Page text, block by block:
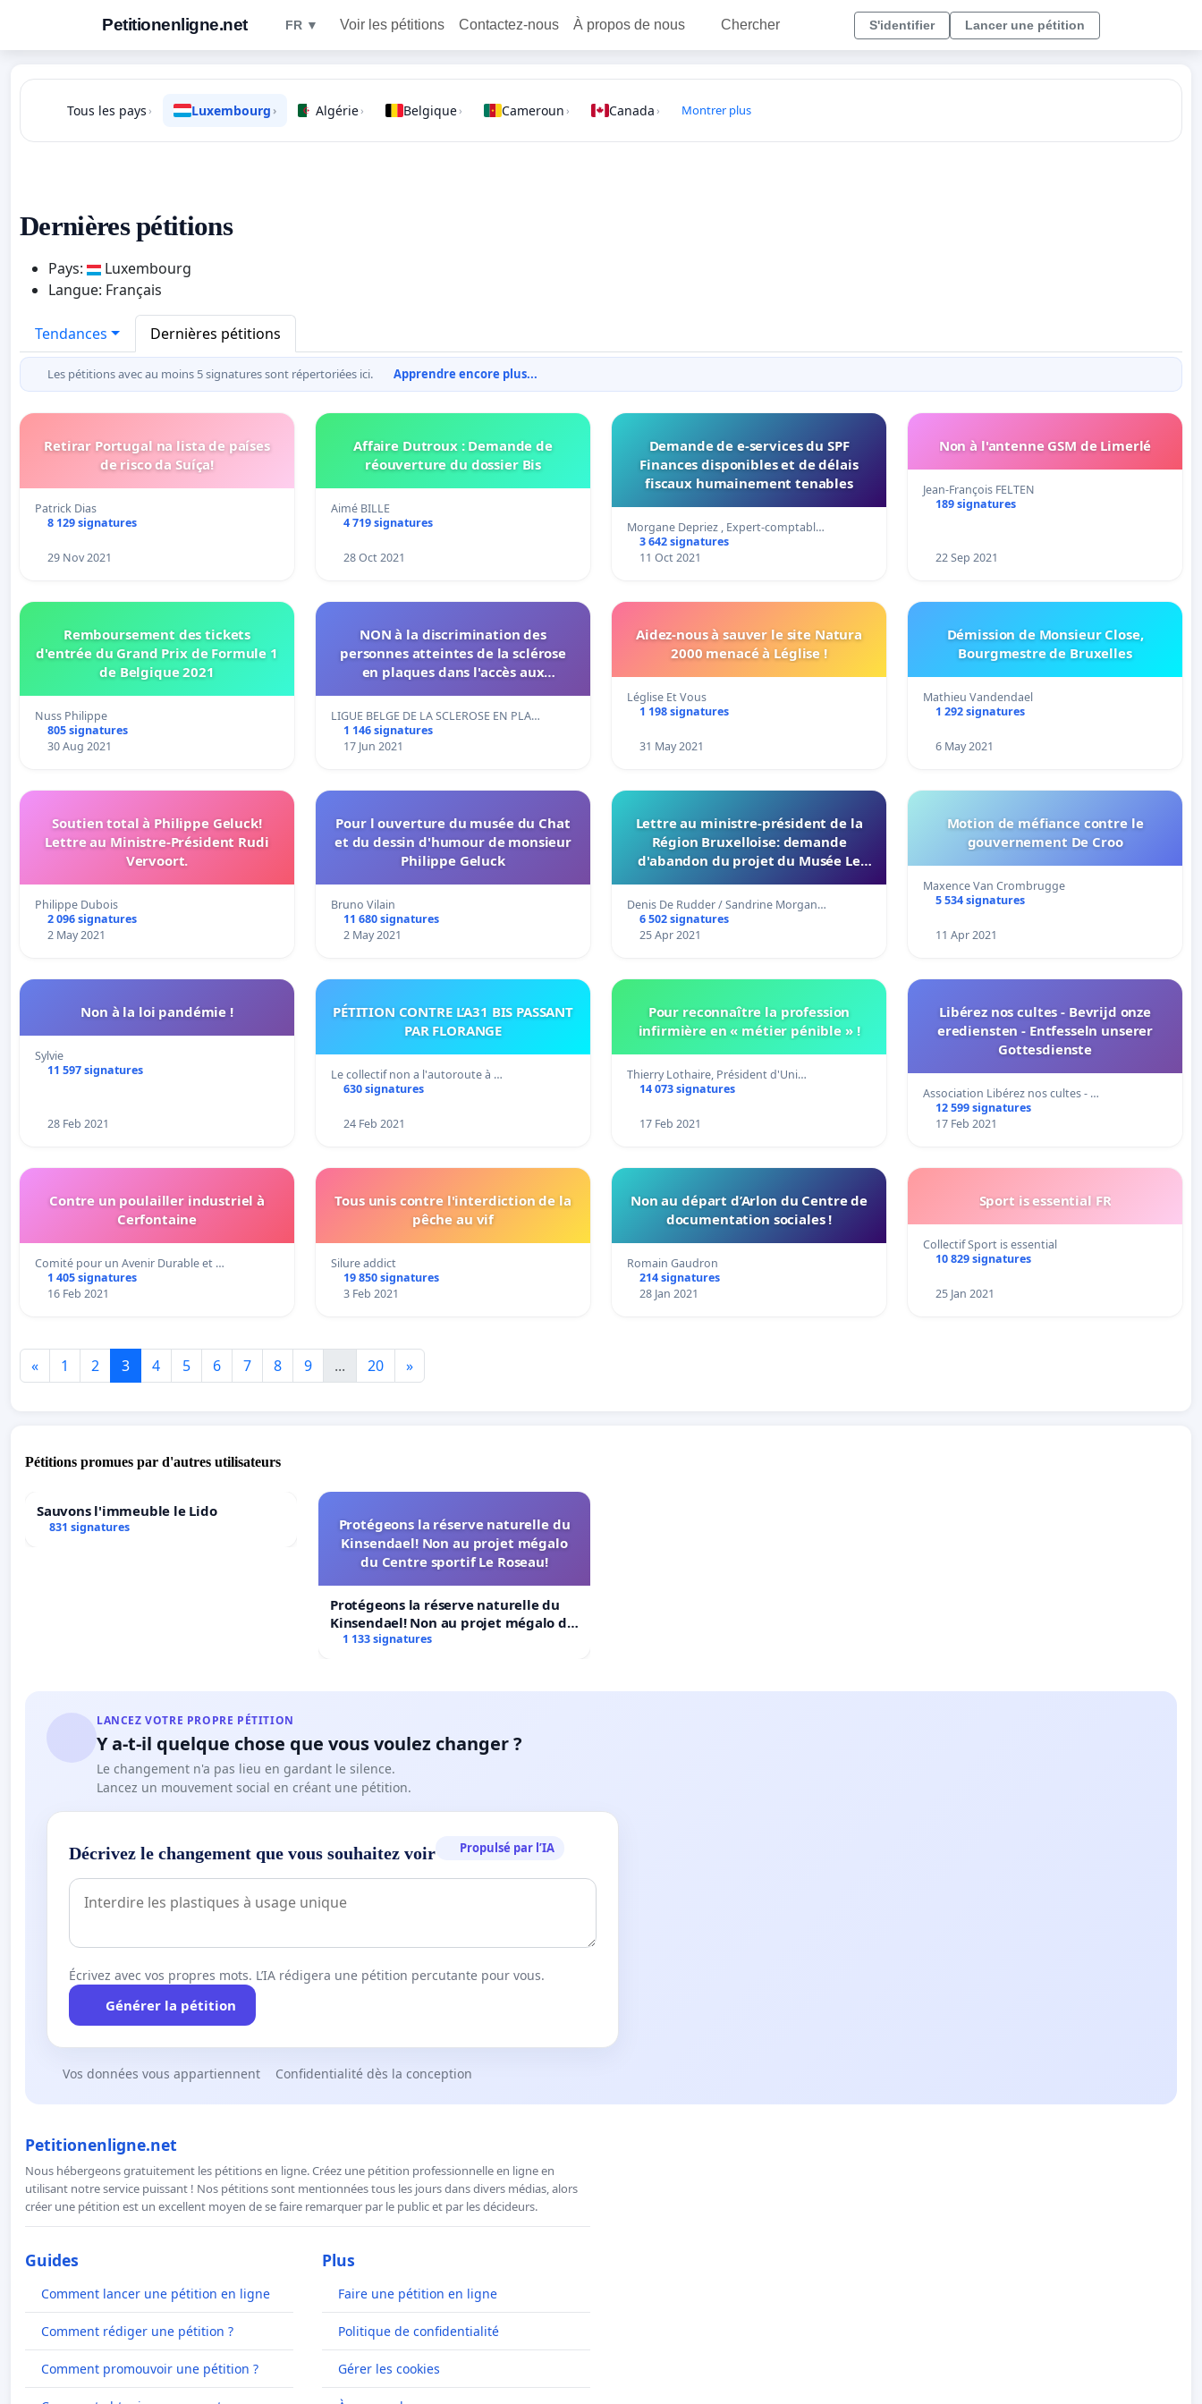
Petitionenligne.net FR ▼ Voir les pétitions Contactez-nous À propos de nous Chercher S'identifier Lancer une pétition
Tous les pays › Luxembourg › Algérie› Belgique› Cameroun › Canada › Montrer plus
Dernières pétitions
Pays:
Luxembourg
Langue: Français
Tendances Dernières pétitions
Les pétitions avec au moins 5 signatures sont répertoriées ici. Apprendre encore plus...
Retirar Portugal na lista de países
de risco da Suíça!
Patrick Dias
8 129 signatures
29 Nov 2021
Affaire Dutroux : Demande de
réouverture du dossier Bis
Aimé BILLE
4 719 signatures
28 Oct 2021
Demande de e-services du SPF
Finances disponibles et de délais
fiscaux humainement tenables
Morgane Depriez , Expert-comptabl…
3 642 signatures
11 Oct 2021
Non à l'antenne GSM de Limerlé
Jean-François FELTEN
189 signatures
22 Sep 2021
Remboursement des tickets
d'entrée du Grand Prix de Formule 1
de Belgique 2021
Nuss Philippe
805 signatures
30 Aug 2021
NON à la discrimination des
personnes atteintes de la sclérose
en plaques dans l'accès aux
LIGUE BELGE DE LA SCLEROSE EN PLA…
1 146 signatures
17 Jun 2021
Aidez-nous à sauver le site Natura
2000 menacé à Léglise !
Léglise Et Vous
1 198 signatures
31 May 2021
Démission de Monsieur Close,
Bourgmestre de Bruxelles
Mathieu Vandendael
1 292 signatures
6 May 2021
Soutien total à Philippe Geluck!
Lettre au Ministre-Président Rudi
Vervoort.
Philippe Dubois
2 096 signatures
2 May 2021
Pour l ouverture du musée du Chat
et du dessin d'humour de monsieur
Philippe Geluck
Bruno Vilain
11 680 signatures
2 May 2021
Lettre au ministre-président de la
Région Bruxelloise: demande
d'abandon du projet du Musée Le
Denis De Rudder / Sandrine Morgan…
6 502 signatures
25 Apr 2021
Motion de méfiance contre le
gouvernement De Croo
Maxence Van Crombrugge
5 534 signatures
11 Apr 2021
Non à la loi pandémie !
Sylvie
11 597 signatures
28 Feb 2021
PÉTITION CONTRE L’A31 BIS PASSANT
PAR FLORANGE
Le collectif non a l'autoroute à …
630 signatures
24 Feb 2021
Pour reconnaître la profession
infirmière en « métier pénible » !
Thierry Lothaire, Président d'Uni…
14 073 signatures
17 Feb 2021
Libérez nos cultes - Bevrijd onze
erediensten - Entfesseln unserer
Gottesdienste
Association Libérez nos cultes - …
12 599 signatures
17 Feb 2021
Contre un poulailler industriel à
Cerfontaine
Comité pour un Avenir Durable et …
1 405 signatures
16 Feb 2021
Tous unis contre l'interdiction de la
pêche au vif
Silure addict
19 850 signatures
3 Feb 2021
Non au départ d’Arlon du Centre de
documentation sociales !
Romain Gaudron
214 signatures
28 Jan 2021
Sport is essential FR
Collectif Sport is essential
10 829 signatures
25 Jan 2021
« 1 2 3 4 5 6 7 8 9 ... 20 »
Pétitions promues par d'autres utilisateurs
Sauvons l'immeuble le Lido
831 signatures
Protégeons la réserve naturelle du
Kinsendael! Non au projet mégalo
du Centre sportif Le Roseau!
Protégeons la réserve naturelle du
Kinsendael! Non au projet mégalo du
Centre sportif Le Roseau!
1 133 signatures
LANCEZ VOTRE PROPRE PÉTITION
Y a-t-il quelque chose que vous voulez changer ?
Le changement n'a pas lieu en gardant le silence.
Lancez un mouvement social en créant une pétition.
Décrivez le changement que vous souhaitez voir Propulsé par l’IA
Écrivez avec vos propres mots. L’IA rédigera une pétition percutante pour vous.
Générer la pétition
Vos données vous appartiennent Confidentialité dès la conception
Petitionenligne.net
Nous hébergeons gratuitement les pétitions en ligne. Créez une pétition professionnelle en ligne en
utilisant notre service puissant ! Nos pétitions sont mentionnées tous les jours dans divers médias, alors
créer une pétition est un excellent moyen de se faire remarquer par le public et par les décideurs.
Guides
Comment lancer une pétition en ligne
Comment rédiger une pétition ?
Comment promouvoir une pétition ?
Plus
Faire une pétition en ligne
Politique de confidentialité
Gérer les cookies